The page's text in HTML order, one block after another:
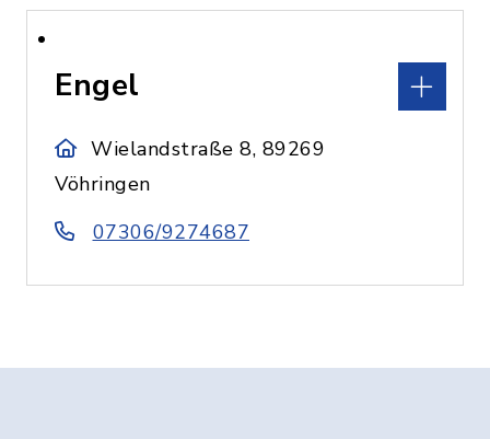
Engel
Wielandstraße 8, 89269
Vöhringen
07306/9274687